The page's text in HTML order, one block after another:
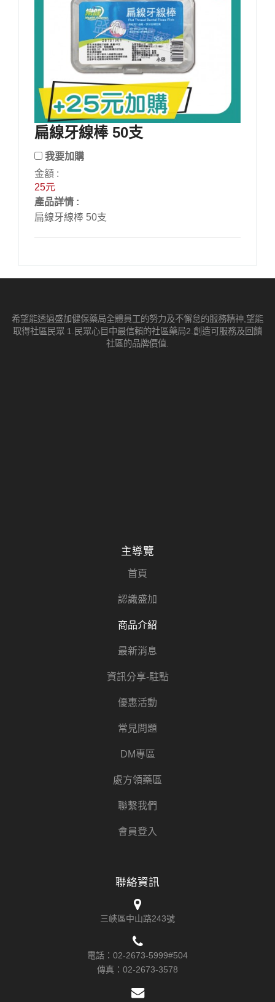
扁線牙線棒 50支
我要加購
金額 :
25元
產品詳情 :
扁線牙線棒 50支
希望能透過盛加健保藥局全體員工的努力及不懈怠的服務精神,望能
取得社區民眾 1.民眾心目中最信賴的社區藥局2.創造可服務及回饋
社區的品牌價值.
主導覽
首頁
認識盛加
商品介紹
最新消息
資訊分享-駐點
優惠活動
常見問題
DM專區
處方領藥區
聯繫我們
會員登入
聯絡資訊
三峽區中山路243號
電話： 02-2673-5999#504
傳真： 02-2673-3578